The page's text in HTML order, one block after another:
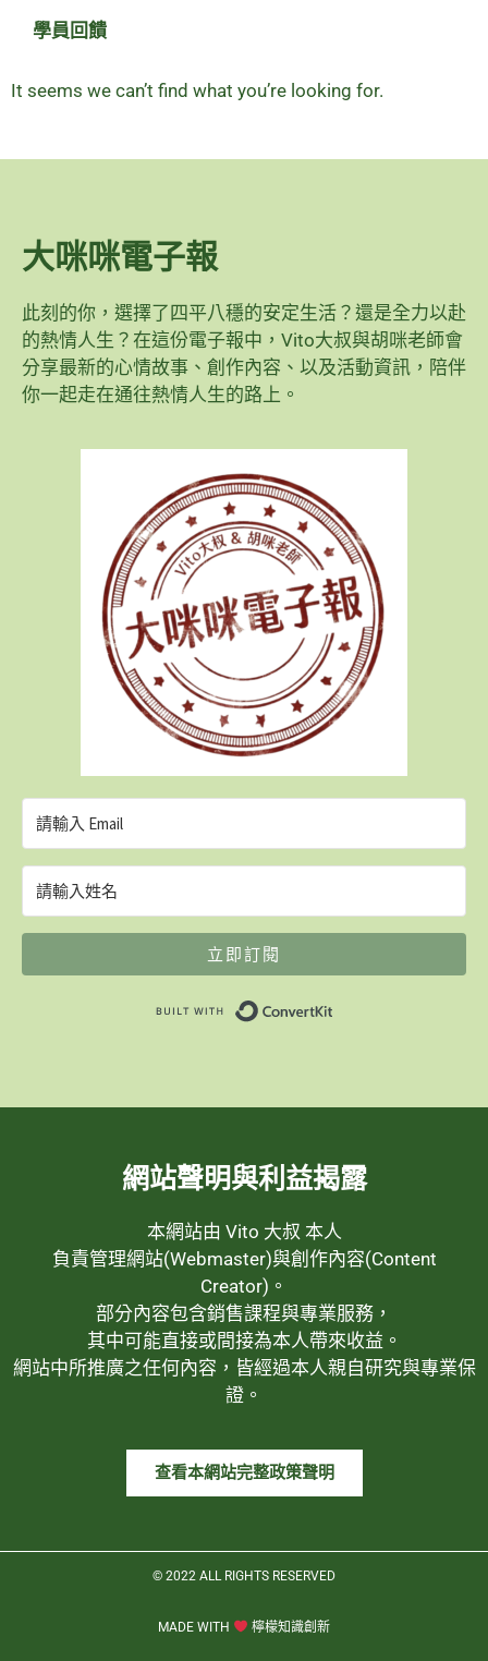
學員回饋
It seems we can’t find what you’re looking for.
大咪咪電子報
此刻的你，選擇了四平八穩的安定生活？還是全力以赴
的熱情人生？在這份電子報中，Vito大叔與胡咪老師會
分享最新的心情故事、創作內容、以及活動資訊，陪伴
你一起走在通往熱情人生的路上。
立即訂閱
網站聲明與利益揭露
本網站由 Vito 大叔 本人
負責管理網站(Webmaster)與創作內容(Content
Creator)。
部分內容包含銷售課程與專業服務，
其中可能直接或間接為本人帶來收益。
網站中所推廣之任何內容，皆經過本人親自研究與專業保
證。
查看本網站完整政策聲明
© 2022 ALL RIGHTS RESERVED​
MADE WITH 檸檬知識創新